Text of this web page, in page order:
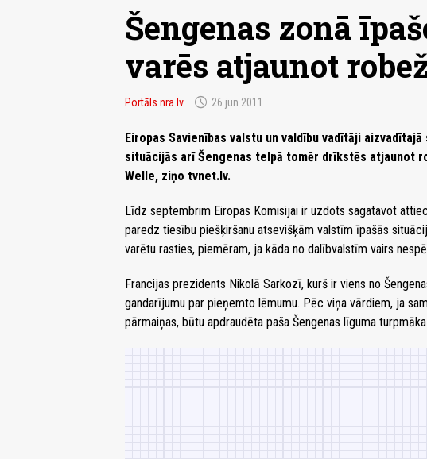
Šengenas zonā
varēs atjaunot
Portāls nra.lv schedule 26.jun 2011
Eiropas Savienības valstu un valdību vadītāji
situācijās arī Šengenas telpā tomēr drīkstēs atjaunot
Welle, ziņo tvnet.lv.
Līdz septembrim Eiropas Komisijai ir uzdots sagatavot
paredz tiesību piešķiršanu atsevišķām valstīm īpašās
varētu rasties, piemēram, ja kāda no dalībvalstīm vairs
Francijas prezidents Nikolā Sarkozī, kurš ir viens no
gandarījumu par pieņemto lēmumu. Pēc viņa vārdiem, ja
pārmaiņas, būtu apdraudēta paša Šengenas līguma